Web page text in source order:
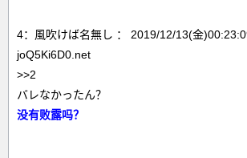
4：風吹けば名無し ： 2019/12/13(金
joQ5Ki6D0.net
>>2
バレなかったん？
没有败露吗？